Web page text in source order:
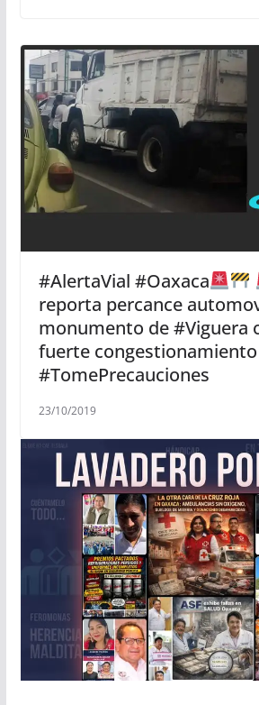
#AlertaVial #Oaxaca
reporta percance
monumento de #Viguera
fuerte congestionamiento
#TomePrecauciones
23/10/2019